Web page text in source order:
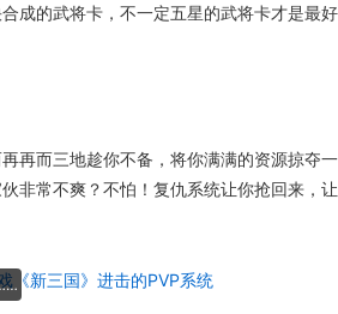
成的武将卡，不一定五星的武将卡才是最好
再而三地趁你不备，将你满满的资源掠夺一
非常不爽？不怕！复仇系统让你抢回来，让